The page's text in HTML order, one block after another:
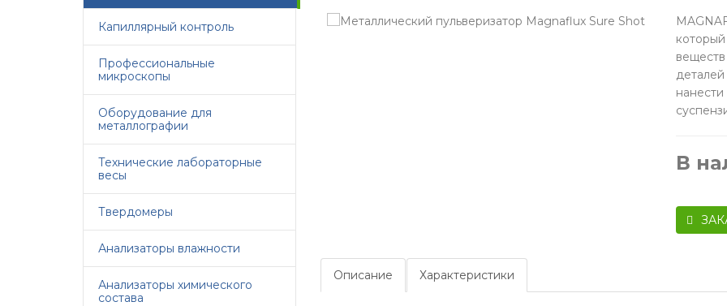
Капиллярный контроль
Профессиональные
микроскопы
Оборудование для
металлографии
Технические лабораторные
весы
Твердомеры
Анализаторы влажности
Анализаторы химического
состава
В
Описание Характеристики